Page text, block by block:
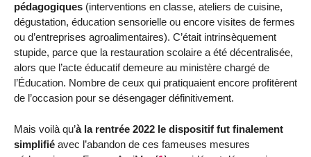
pédagogiques (interventions en classe, ateliers de cuisine,
dégustation, éducation sensorielle ou encore visites de fermes
ou d’entreprises agroalimentaires). C’était intrinsèquement
stupide, parce que la restauration scolaire a été décentralisée,
alors que l’acte éducatif demeure au ministère chargé de
l’Éducation. Nombre de ceux qui pratiquaient encore profitèrent
de l’occasion pour se désengager définitivement.
Mais voilà qu’à la rentrée 2022 le dispositif fut finalement
simplifié avec l’abandon de ces fameuses mesures